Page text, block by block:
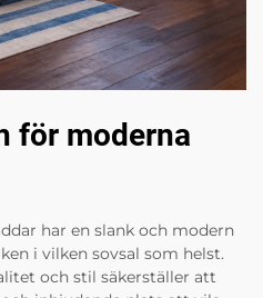
för moderna
har en slank och modern
i vilken sovsal som helst.
och stil säkerställer att